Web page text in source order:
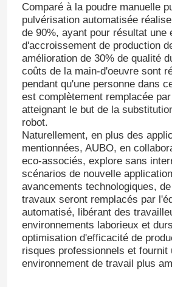
Comparé à la poudre manuelle
pulvérisation automatisée
de 90%, ayant pour résultat une
d'accroissement de production
amélioration de 30% de qualité
coûts de la main-d'oeuvre sont
pendant qu'une personne dans
est complètement remplacée
atteignant le but de la
robot.
Naturellement, en plus des
mentionnées, AUBO, en
eco-associés, explore sans
scénarios de nouvelle
avancements technologiques,
travaux seront remplacés par
automatisé, libérant des
environnements laborieux et
optimisation d'efficacité de
risques professionnels et fournit
environnement de travail plus